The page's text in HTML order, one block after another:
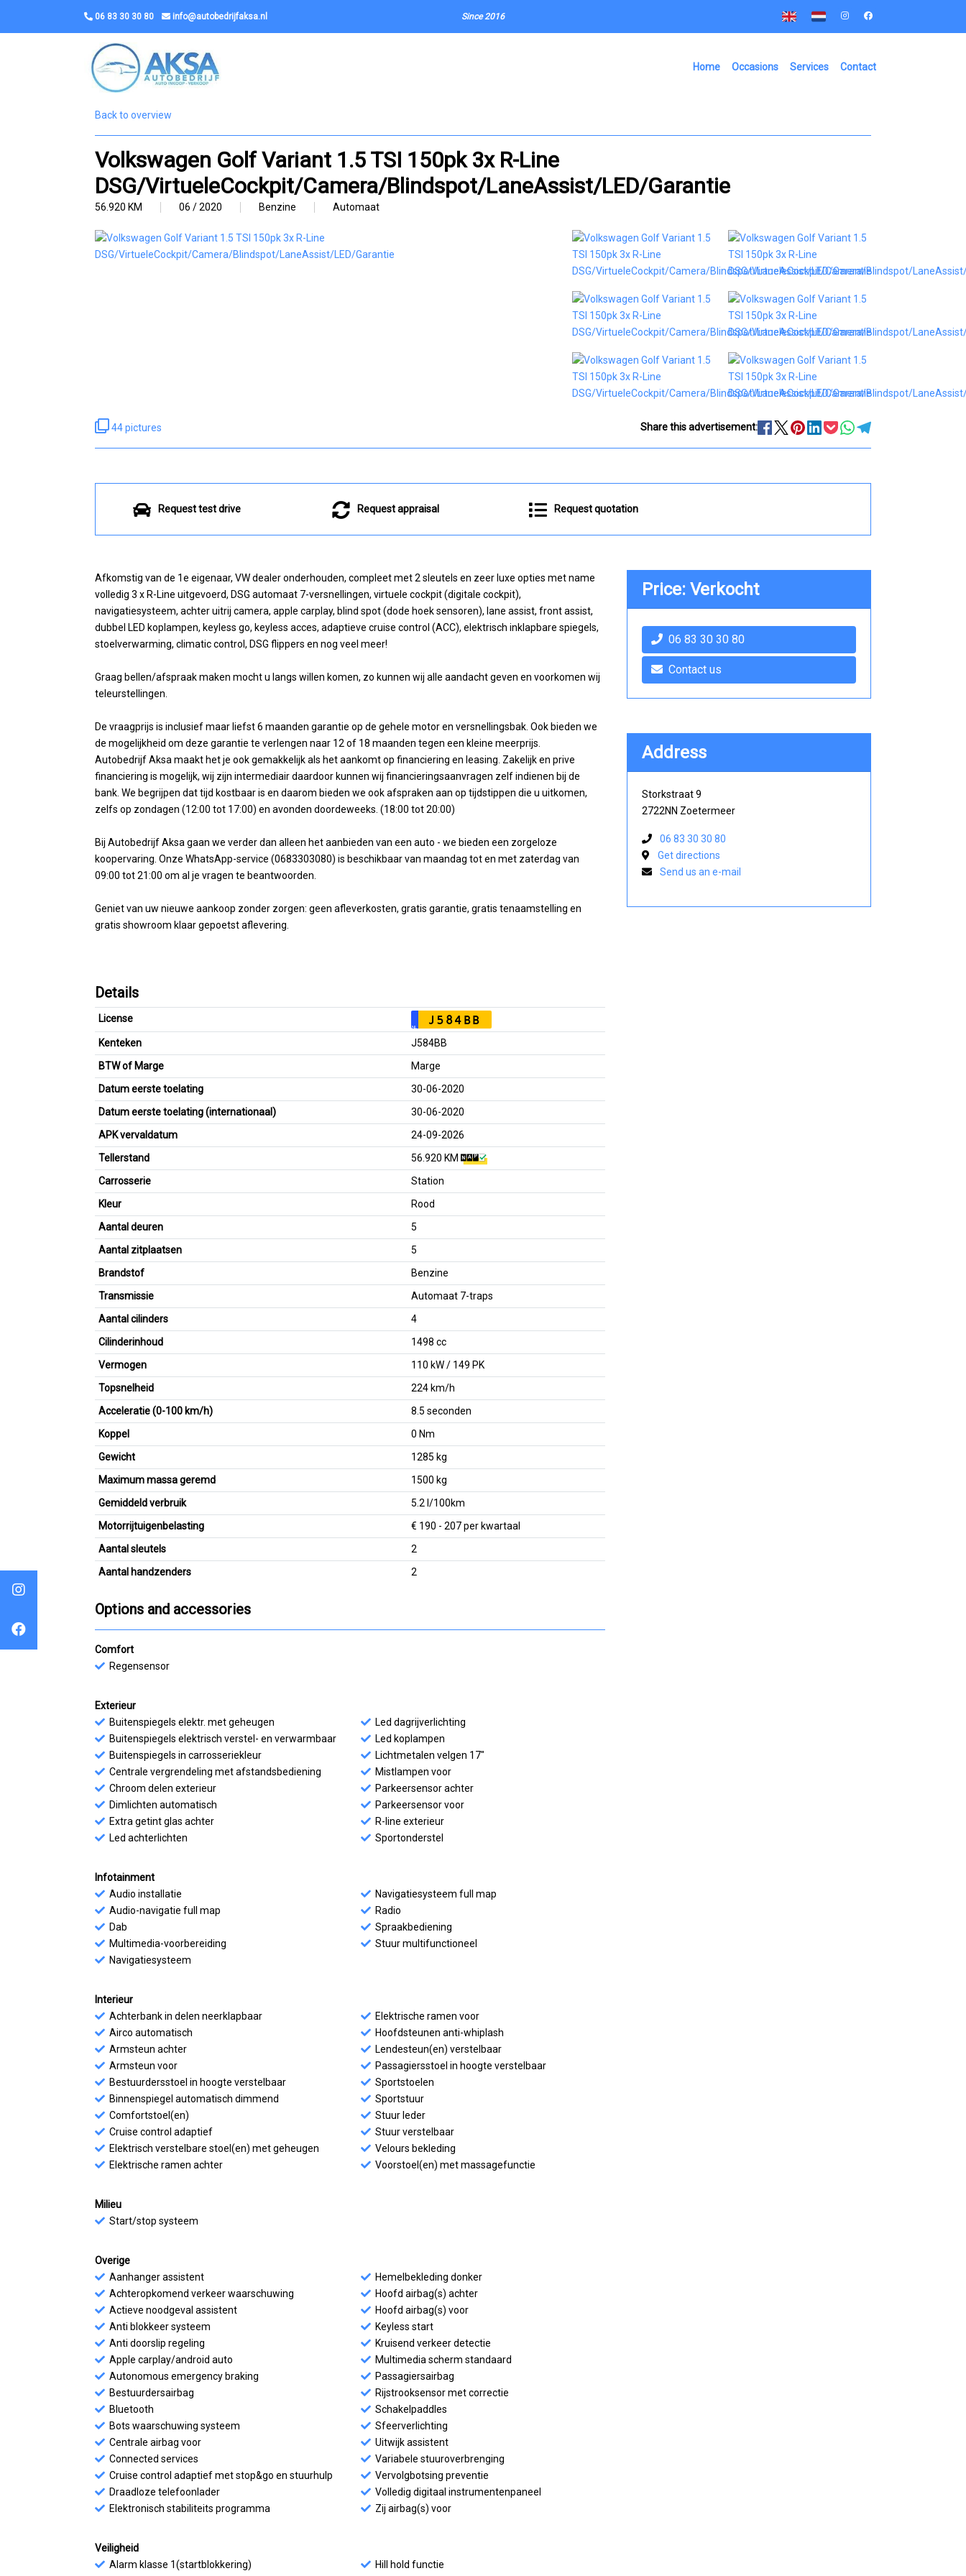
06 83 30 30 80 info@autobedrijfaksa.nl Since 2016
Home Occasions Services Contact
Back to overview
Volkswagen Golf Variant 1.5 TSI 150pk 3x R-Line
DSG/VirtueleCockpit/Camera/Blindspot/LaneAssist/LED/Garantie
56.920 KM 06 / 2020 Benzine Automaat
44 pictures Share this advertisement:
Request test drive Request appraisal Request quotation
Afkomstig van de 1e eigenaar, VW dealer onderhouden, compleet met 2 sleutels en zeer luxe opties met name
volledig 3 x R-Line uitgevoerd, DSG automaat 7-versnellingen, virtuele cockpit (digitale cockpit),
navigatiesysteem, achter uitrij camera, apple carplay, blind spot (dode hoek sensoren), lane assist, front assist,
dubbel LED koplampen, keyless go, keyless acces, adaptieve cruise control (ACC), elektrisch inklapbare spiegels,
stoelverwarming, climatic control, DSG flippers en nog veel meer!
Graag bellen/afspraak maken mocht u langs willen komen, zo kunnen wij alle aandacht geven en voorkomen wij
teleurstellingen.
De vraagprijs is inclusief maar liefst 6 maanden garantie op de gehele motor en versnellingsbak. Ook bieden we
de mogelijkheid om deze garantie te verlengen naar 12 of 18 maanden tegen een kleine meerprijs.
Autobedrijf Aksa maakt het je ook gemakkelijk als het aankomt op financiering en leasing. Zakelijk en prive
financiering is mogelijk, wij zijn intermediair daardoor kunnen wij financieringsaanvragen zelf indienen bij de
bank. We begrijpen dat tijd kostbaar is en daarom bieden we ook afspraken aan op tijdstippen die u uitkomen,
zelfs op zondagen (12:00 tot 17:00) en avonden doordeweeks. (18:00 tot 20:00)
Bij Autobedrijf Aksa gaan we verder dan alleen het aanbieden van een auto - we bieden een zorgeloze
koopervaring. Onze WhatsApp-service (0683303080) is beschikbaar van maandag tot en met zaterdag van
09:00 tot 21:00 om al je vragen te beantwoorden.
Geniet van uw nieuwe aankoop zonder zorgen: geen afleverkosten, gratis garantie, gratis tenaamstelling en
gratis showroom klaar gepoetst aflevering.
Details
License
NL J584BB
Kenteken
J584BB
BTW of Marge
Marge
Datum eerste toelating
30-06-2020
Datum eerste toelating (internationaal)
30-06-2020
APK vervaldatum
24-09-2026
Tellerstand
56.920 KM
Carrosserie
Station
Kleur
Rood
Aantal deuren
5
Aantal zitplaatsen
5
Brandstof
Benzine
Transmissie
Automaat 7-traps
Aantal cilinders
4
Cilinderinhoud
1498 cc
Vermogen
110 kW / 149 PK
Topsnelheid
224 km/h
Acceleratie (0-100 km/h)
8.5 seconden
Koppel
0 Nm
Gewicht
1285 kg
Maximum massa geremd
1500 kg
Gemiddeld verbruik
5.2 l/100km
Motorrijtuigenbelasting
€ 190 - 207 per kwartaal
Aantal sleutels
2
Aantal handzenders
2
Options and accessories
Comfort
Regensensor
Exterieur
Buitenspiegels elektr. met geheugen
Buitenspiegels elektrisch verstel- en verwarmbaar
Buitenspiegels in carrosseriekleur
Centrale vergrendeling met afstandsbediening
Chroom delen exterieur
Dimlichten automatisch
Extra getint glas achter
Led achterlichten
Led dagrijverlichting
Led koplampen
Lichtmetalen velgen 17"
Mistlampen voor
Parkeersensor achter
Parkeersensor voor
R-line exterieur
Sportonderstel
Infotainment
Audio installatie
Audio-navigatie full map
Dab
Multimedia-voorbereiding
Navigatiesysteem
Navigatiesysteem full map
Radio
Spraakbediening
Stuur multifunctioneel
Interieur
Achterbank in delen neerklapbaar
Airco automatisch
Armsteun achter
Armsteun voor
Bestuurdersstoel in hoogte verstelbaar
Binnenspiegel automatisch dimmend
Comfortstoel(en)
Cruise control adaptief
Elektrisch verstelbare stoel(en) met geheugen
Elektrische ramen achter
Elektrische ramen voor
Hoofdsteunen anti-whiplash
Lendesteun(en) verstelbaar
Passagiersstoel in hoogte verstelbaar
Sportstoelen
Sportstuur
Stuur leder
Stuur verstelbaar
Velours bekleding
Voorstoel(en) met massagefunctie
Milieu
Start/stop systeem
Overige
Aanhanger assistent
Achteropkomend verkeer waarschuwing
Actieve noodgeval assistent
Anti blokkeer systeem
Anti doorslip regeling
Apple carplay/android auto
Autonomous emergency braking
Bestuurdersairbag
Bluetooth
Bots waarschuwing systeem
Centrale airbag voor
Connected services
Cruise control adaptief met stop&go en stuurhulp
Draadloze telefoonlader
Elektronisch stabiliteits programma
Hemelbekleding donker
Hoofd airbag(s) achter
Hoofd airbag(s) voor
Keyless start
Kruisend verkeer detectie
Multimedia scherm standaard
Passagiersairbag
Rijstrooksensor met correctie
Schakelpaddles
Sfeerverlichting
Uitwijk assistent
Variabele stuuroverbrenging
Vervolgbotsing preventie
Volledig digitaal instrumentenpaneel
Zij airbag(s) voor
Veiligheid
Alarm klasse 1(startblokkering)
Hill hold functie
Price: Verkocht
06 83 30 30 80
Contact us
Address
Storkstraat 9
2722NN Zoetermeer
06 83 30 30 80
Get directions
Send us an e-mail